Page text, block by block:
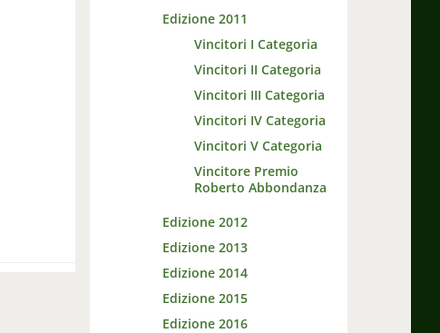
Edizione 2011
Vincitori I Categoria
Vincitori II Categoria
Vincitori III Categoria
Vincitori IV Categoria
Vincitori V Categoria
Vincitore Premio
Roberto Abbondanza
Edizione 2012
Edizione 2013
Edizione 2014
Edizione 2015
Edizione 2016